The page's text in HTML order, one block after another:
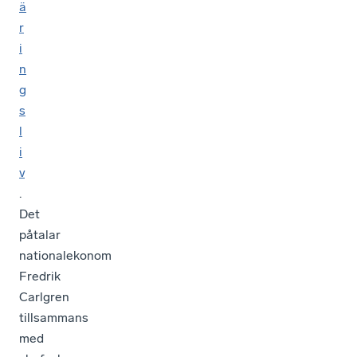
ä
r
i
n
g
s
l
i
v
.
Det
påtalar
nationalekonom
Fredrik
Carlgren
tillsammans
med